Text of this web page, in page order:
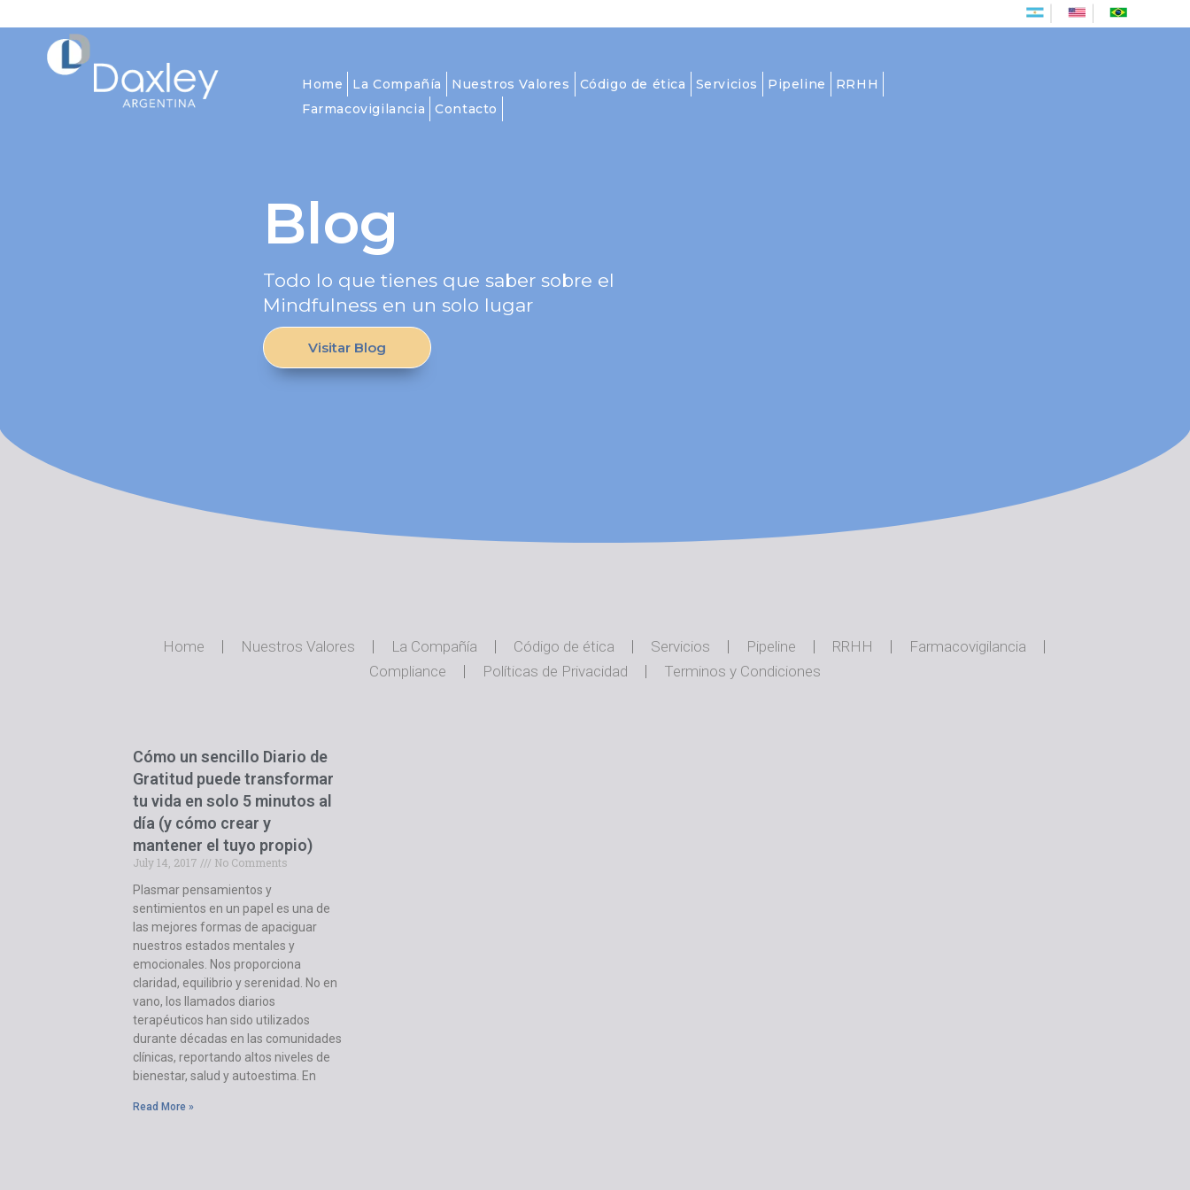
Home La Compañía Nuestros Valores Código de ética Servicios Pipeline
RRHH
Farmacovigilancia
Contacto
Blog
Todo lo que tienes que saber sobre el
Mindfulness en un solo lugar
Visitar Blog
Home Nuestros Valores La Compañía Código de ética Servicios Pipeline RRHH
Farmacovigilancia
Compliance
Políticas de Privacidad Terminos y Condiciones
Cómo un sencillo Diario de
Gratitud puede transformar
tu vida en solo 5 minutos al
día (y cómo crear y
mantener el tuyo propio)
July 14, 2017
No Comments
Plasmar pensamientos y
sentimientos en un papel es una de
las mejores formas de apaciguar
nuestros estados mentales y
emocionales. Nos proporciona
claridad, equilibrio y serenidad. No en
vano, los llamados diarios
terapéuticos han sido utilizados
durante décadas en las comunidades
clínicas, reportando altos niveles de
bienestar, salud y autoestima. En
Read More »